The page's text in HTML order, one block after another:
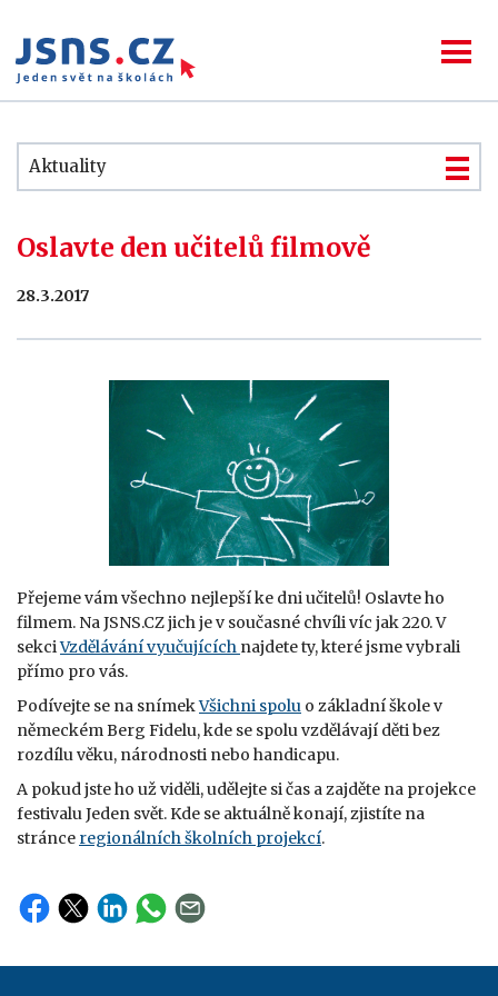
Aktuality
Oslavte den učitelů filmově
28.3.2017
Přejeme vám všechno nejlepší ke dni učitelů! Oslavte ho
filmem. Na JSNS.CZ jich je v současné chvíli víc jak 220. V
sekciVzdělávání vyučujících najdete ty, které jsme vybrali
přímo pro vás.
Podívejte se na snímekVšichni spolu o základní škole v
německém Berg Fidelu, kde se spolu vzdělávají děti bez
rozdílu věku, národnosti nebo handicapu.
A pokud jste ho už viděli, udělejte si čas a zajděte na projekce
festivalu Jeden svět. Kde se aktuálně konají, zjistíte na
stránce regionálních školních projekcí.